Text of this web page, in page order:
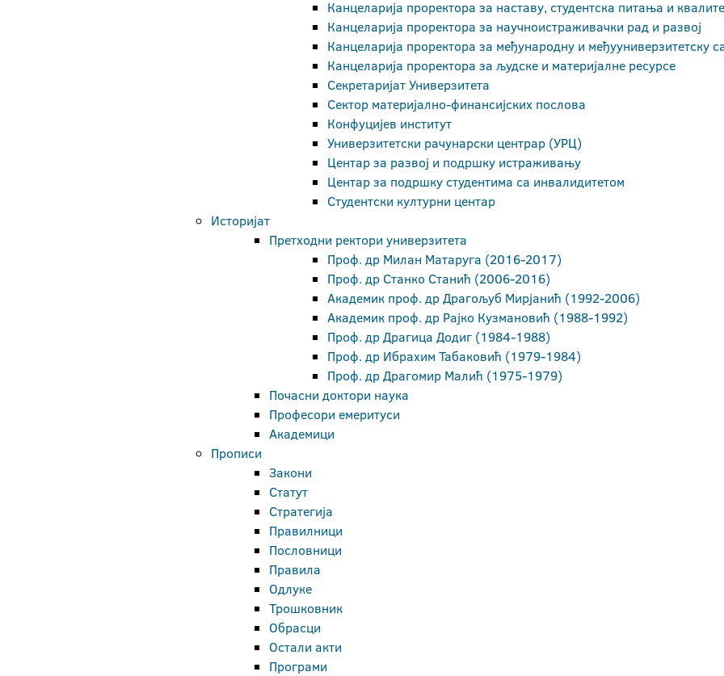
Канцеларија проректора за наставу, студентска питања и
Канцеларија проректора за научноистраживачки рад и развој
Канцеларија проректора за међународну и међууниверзитетску
Канцеларија проректора за људске и материјалне ресурсе
Секретаријат Универзитета
Сектор материјално-финансијских послова
Конфуцијев институт
Универзитетски рачунарски центрар (УРЦ)
Центар за развој и подршку истраживању
Центар за подршку студентима са инвалидитетом
Студентски културни центар
Историјат
Претходни ректори универзитета
Проф. др Милан Матаруга (2016-2017)
Проф. др Станко Станић (2006-2016)
Академик проф. др Драгољуб Мирјанић (1992-2006)
Академик проф. др Рајко Кузмановић (1988-1992)
Проф. др Драгица Додиг (1984-1988)
Проф. др Ибрахим Табаковић (1979-1984)
Проф. др Драгомир Малић (1975-1979)
Почасни доктори наука
Професори емеритуси
Академици
Прописи
Закони
Статут
Стратегија
Правилници
Пословници
Правила
Одлуке
Трошковник
Обрасци
Остали акти
Програми